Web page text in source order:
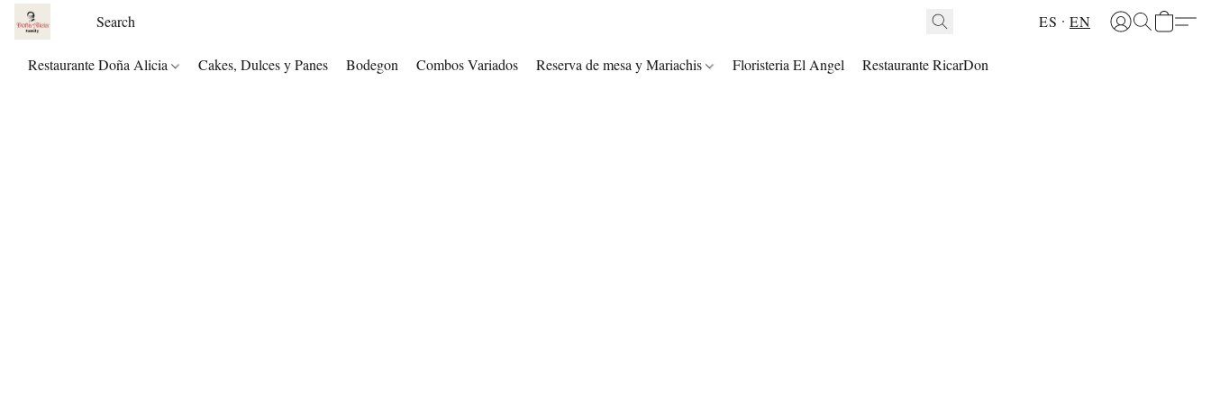
ES EN
Restaurante Doña Alicia Cakes, Dulces y Panes Bodegon Combos Variados Reserva de mesa y Mariachis Floristeria El Angel Restaurante RicarDon